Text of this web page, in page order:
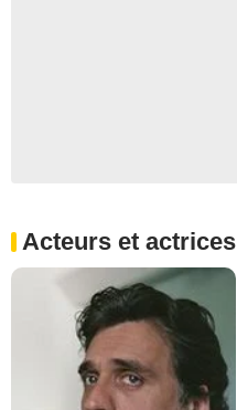
Acteurs et actrices